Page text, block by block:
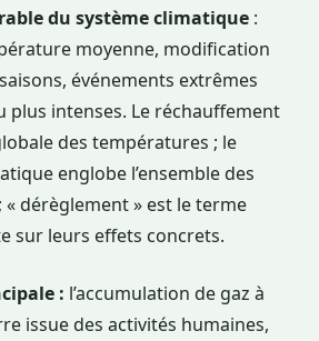
du système climatique :
moyenne, modification
événements extrêmes
plus intenses. Le réchauffement
des températures ; le
englobe l’ensemble des
dérèglement » est le terme
sur leurs effets concrets.
: l’accumulation de gaz à
issue des activités humaines,